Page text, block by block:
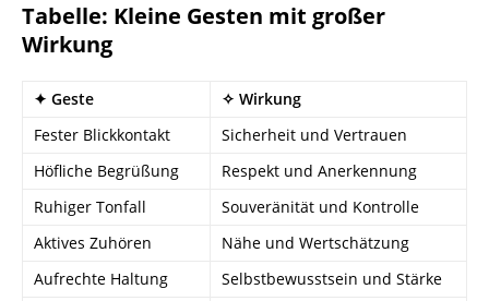
Tabelle: Kleine Gesten mit großer
Wirkung
✦ Geste
✧ Wirkung
Fester Blickkontakt
Sicherheit und Vertrauen
Höfliche Begrüßung
Respekt und Anerkennung
Ruhiger Tonfall
Souveränität und Kontrolle
Aktives Zuhören
Nähe und Wertschätzung
Aufrechte Haltung
Selbstbewusstsein und Stärke